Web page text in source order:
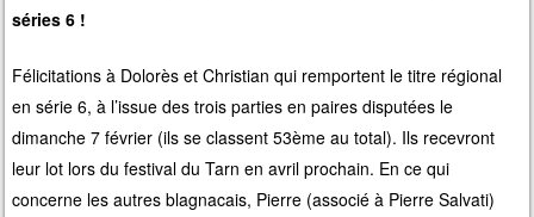
séries 6 !
Félicitations à Dolorès et Christian qui remportent le titre régional
en série 6, à l’issue des trois parties en paires disputées le
dimanche 7 février (ils se classent 53ème au total). Ils recevront
leur lot lors du festival du Tarn en avril prochain. En ce qui
concerne les autres blagnacais, Pierre (associé à Pierre Salvati)